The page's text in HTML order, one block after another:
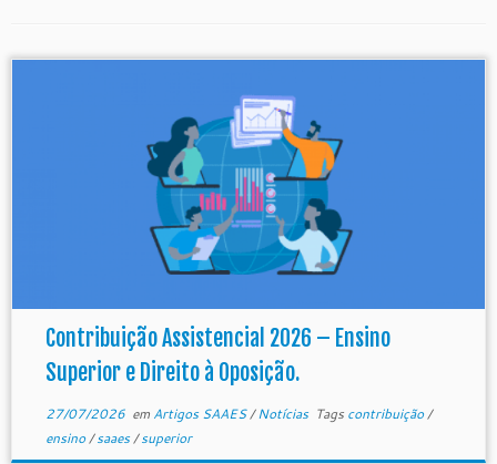
Contribuição Assistencial 2026 – Ensino
Superior e Direito à Oposição.
27/07/2026em Artigos SAAES/Notícias Tags contribuição/
ensino/saaes/superior